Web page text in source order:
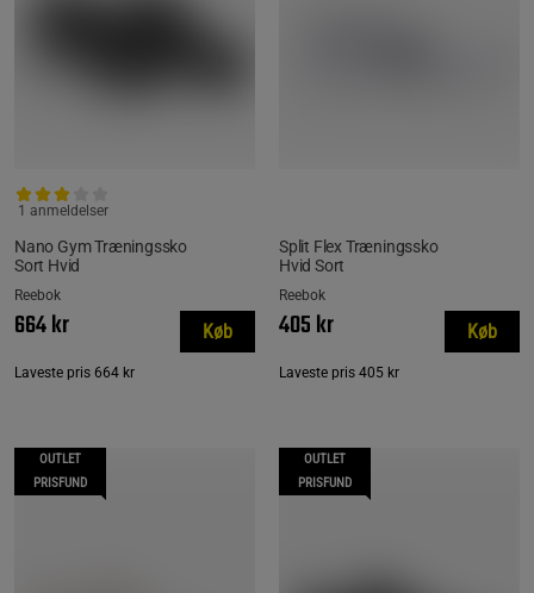
Nano Gym Træningssko
Sort Hvid
1 anmeldelser
Reebok
664 kr
Laveste pris 664 kr
Køb
Split Flex Træningssko
Hvid Sort
Reebok
405 kr
Laveste pris 405 kr
Køb
OUTLET
PRISFUND
OUTLET
PRISFUND